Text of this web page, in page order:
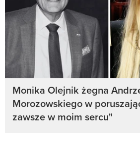
Monika Olejnik żegna
Morozowskiego w
zawsze w moim sercu"